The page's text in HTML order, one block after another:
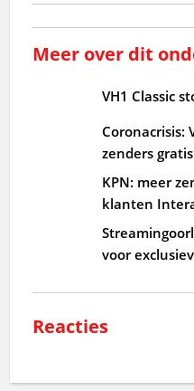
Meer over dit
VH1 Classic
Coronacrisis:
zenders
KPN: meer
klanten
voor
Reacties